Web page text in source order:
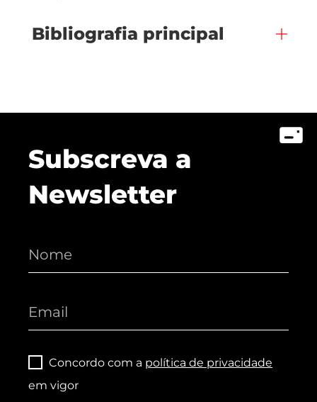
Bibliografia principal
Subscreva a
Newsletter
Concordo com a política de privacidade
em vigor